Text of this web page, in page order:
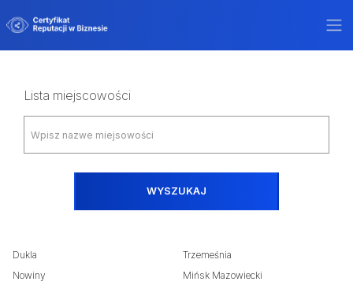
Lista miejscowości
WYSZUKAJ
Dukla
Trzemeśnia
Nowiny
Mińsk Mazowiecki